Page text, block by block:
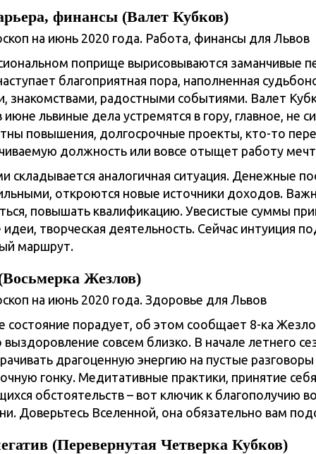
финансы (Валет Кубков)
поприще вырисовываются заманчивые
благоприятная пора, наполненная
знакомствами, радостными событиями. Валет
львиные дела устремятся в гору, главное, не
повышения, долгосрочные проекты, кто-то
должность или вовсе отыщет работу
складывается аналогичная ситуация. Денежные
откроются новые источники доходов.
повышать квалификацию. Увесистые суммы
творческая деятельность. Сейчас интуиция
маршрут.
Жезлов)
состояние порадует, об этом сообщает 8-ка
совсем близко. В начале летнего
драгоценную энергию на пустые
гонку. Медитативные практики, принятие
обстоятельств – вот ключик к благополучию
Доверьтесь Вселенной, она обязательно вам
(Перевернутая Четверка Кубков)